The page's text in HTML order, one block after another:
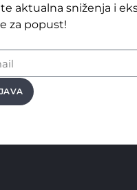
aktualna sniženja i
za popust!